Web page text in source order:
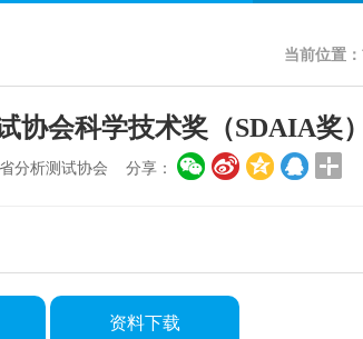
当前位置：
协会科学技术奖（SDAIA奖
分析测试协会 分享：
资料下载